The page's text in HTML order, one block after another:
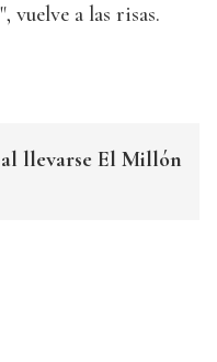
", vuelve a las risas.
llevarse El Millón